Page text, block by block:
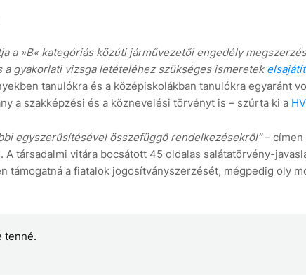
a »B« kategóriás közúti járművezetői engedély
a gyakorlati vizsga letételéhez szükséges ismeretek
tanulókra és a középiskolákban tanulókra egyaránt
a szakképzési és a köznevelési törvényt is – szúrta ki a
egyszerűsítésével összefüggő rendelkezésekről”– címen
A társadalmi vitára bocsátott 45 oldalas salátatörvény-
támogatná a fiatalok jogosítványszerzését, mégpedig oly
tenné.